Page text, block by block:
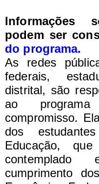
Informações
podem ser
do programa.
As redes
federais,
distrital, são
ao
compromisso.
dos
Educação,
cumprimento